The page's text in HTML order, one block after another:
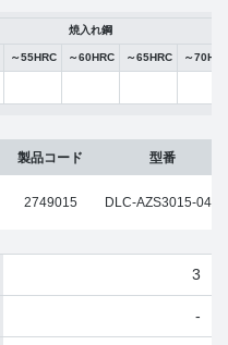
焼入れ鋼
～55HRC ～60HRC ～65HRC ～
製品コード
2749015
型番
DLC-AZS3015-045
3
-